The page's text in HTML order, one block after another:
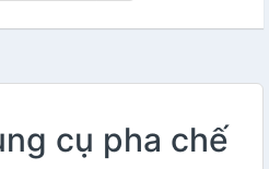
cụ pha chế